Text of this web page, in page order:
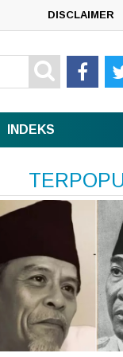
DISCLAIMER
INDEKS